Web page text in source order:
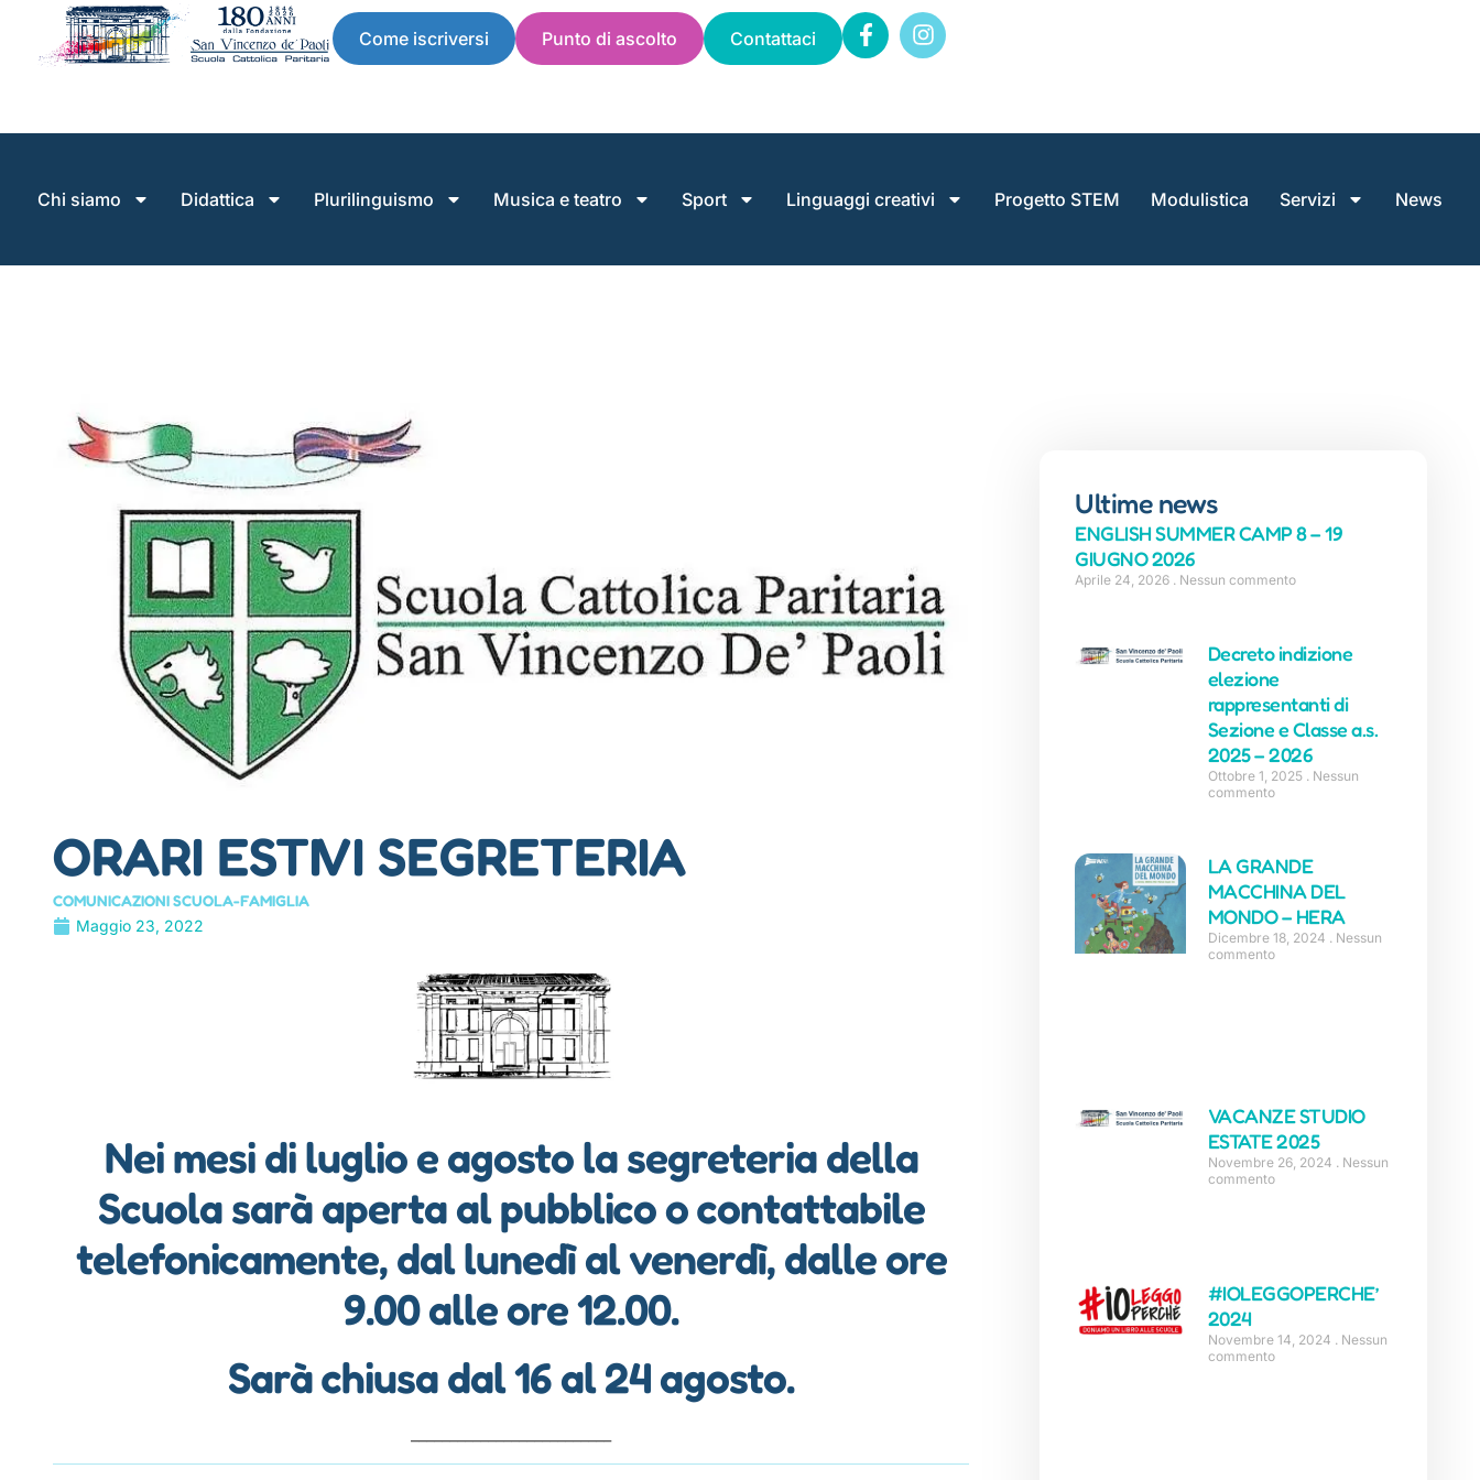
Come iscriversi Punto di ascolto Contattaci
Chi siamo Didattica Plurilinguismo Musica e teatro Sport Linguaggi creativi Progetto STEM Modulistica Servizi News
ORARI ESTIVI SEGRETERIA
COMUNICAZIONI SCUOLA-FAMIGLIA
Maggio 23, 2022
Nei mesi di luglio e agosto la segreteria della
Scuola sarà aperta al pubblico o contattabile
telefonicamente, dal lunedì al venerdì, dalle ore
9.00 alle ore 12.00.
Sarà chiusa dal 16 al 24 agosto.
Ultime news
ENGLISH SUMMER CAMP 8 – 19
GIUGNO 2026
Aprile 24, 2026 Nessun commento
Decreto indizione
elezione
rappresentanti di
Sezione e Classe a.s.
2025 – 2026
Ottobre 1, 2025 Nessun
commento
LA GRANDE
MACCHINA DEL
MONDO – HERA
Dicembre 18, 2024 Nessun
commento
VACANZE STUDIO
ESTATE 2025
Novembre 26, 2024 Nessun
commento
#IOLEGGOPERCHE’
2024
Novembre 14, 2024 Nessun
commento